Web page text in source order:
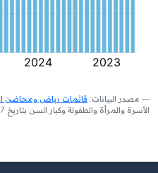
مصدر البيانات: قائمات رياض ومحاضن
الأسرة والمرأة والطفولة وكبار السن بتاريخ 2026/08/07 على الساعة 16:31